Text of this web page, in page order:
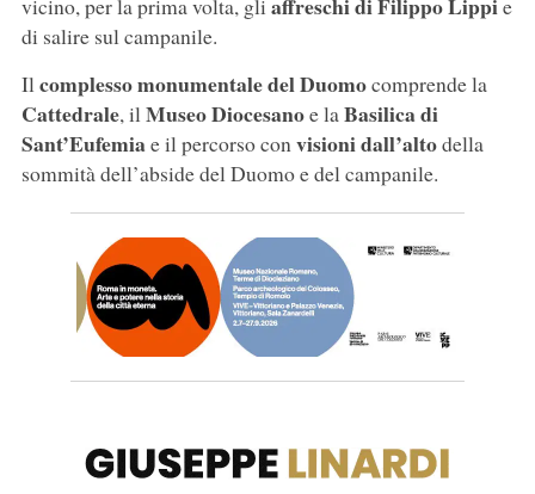
vicino, per la prima volta, gli
e
di salire sul campanile.
Ilcomplesso monumentale del Duomocomprende la
Cattedrale, ilMuseo Diocesanoe laBasilica di
Sant’Eufemiae il percorso convisioni dall’altodella
sommità dell’abside del Duomo e del campanile.